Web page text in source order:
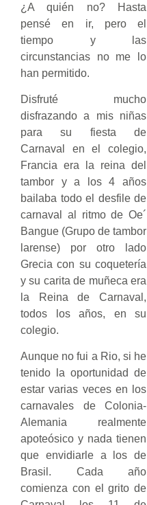
¿A quién no? Hasta
pensé en ir, pero el
tiempo y las
circunstancias no me lo
han permitido.
Disfruté mucho
disfrazando a mis niñas
para su fiesta de
Carnaval en el colegio,
Francia era la reina del
tambor y a los 4 años
bailaba todo el desfile de
carnaval al ritmo de Oe´
Bangue (Grupo de tambor
larense) por otro lado
Grecia con su coquetería
y su carita de muñeca era
la Reina de Carnaval,
todos los años, en su
colegio.
Aunque no fui a Rio, si he
tenido la oportunidad de
estar varias veces en los
carnavales de Colonia-
Alemania realmente
apoteósico y nada tienen
que envidiarle a los de
Brasil. Cada año
comienza con el grito de